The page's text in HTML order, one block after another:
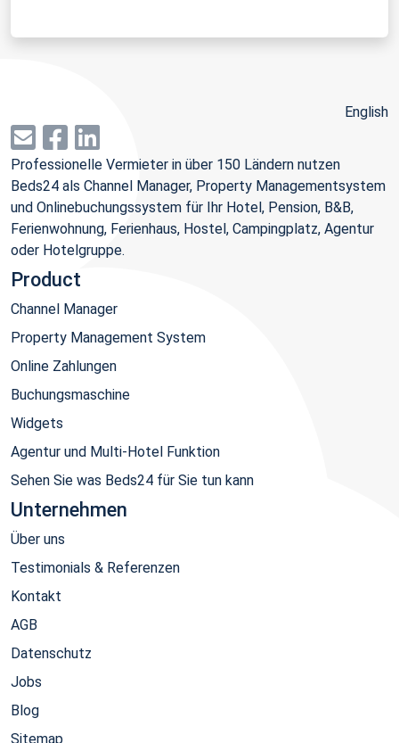
English
Professionelle Vermieter in über 150 Ländern nutzen
Beds24 als Channel Manager, Property Managementsystem
und Onlinebuchungssystem für Ihr Hotel, Pension, B&B,
Ferienwohnung, Ferienhaus, Hostel, Campingplatz, Agentur
oder Hotelgruppe.
Product
Channel Manager
Property Management System
Online Zahlungen
Buchungsmaschine
Widgets
Agentur und Multi-Hotel Funktion
Sehen Sie was Beds24 für Sie tun kann
Unternehmen
Über uns
Testimonials & Referenzen
Kontakt
AGB
Datenschutz
Jobs
Blog
Sitemap